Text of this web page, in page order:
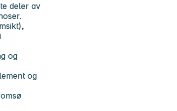
deler av
og
og